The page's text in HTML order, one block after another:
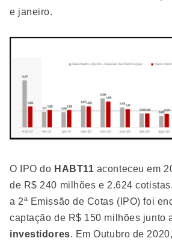
e janeiro.
O IPO do HABT11 aconteceu em
de R$ 240 milhões e 2.624
a 2ª Emissão de Cotas (IPO) foi
captação de R$ 150 milhões junto
investidores. Em Outubro de